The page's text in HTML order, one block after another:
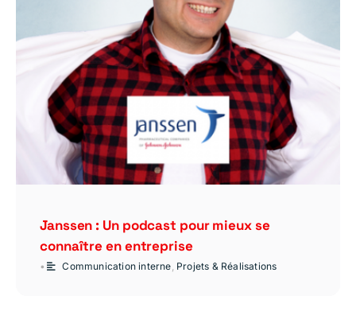
Janssen : Un podcast pour mieux se
connaître en entreprise
• Communication interne Projets & Réalisations